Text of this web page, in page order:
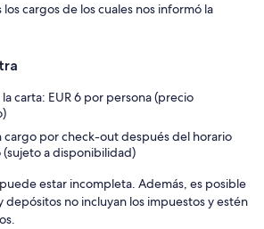
cargos de los cuales nos informó la
la carta: EUR 6 por persona (precio
cargo por check-out después del horario
a disponibilidad)
estar incompleta. Además, es posible
depósitos no incluyan los impuestos y estén